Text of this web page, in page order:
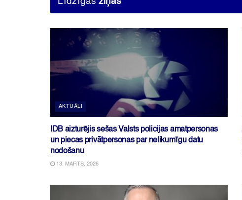
AKTUĀLI
IDB aizturējis sešas Valsts policijas amatpersonas
un piecas privātpersonas par nelikumīgu datu
nodošanu
13. MARTS, 2026